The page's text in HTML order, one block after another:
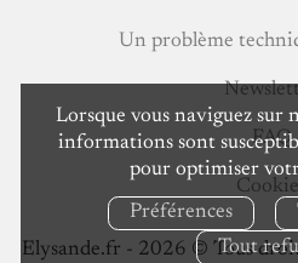
Lorsque vous naviguez sur
informations sont
pour optimiser
Préférences
Tout
Un problème
FAQ
Elysande.fr - 2026 ©️ Tous